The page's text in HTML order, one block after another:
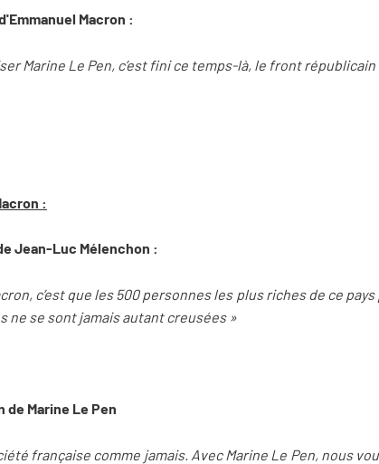
Macron :
Marine Le Pen, c’est fini ce temps-là, le front républicain
:
Jean-Luc Mélenchon :
c’est que les 500 personnes les plus riches de ce
ne se sont jamais autant creusées »
Marine Le Pen
française comme jamais. Avec Marine Le Pen, nous